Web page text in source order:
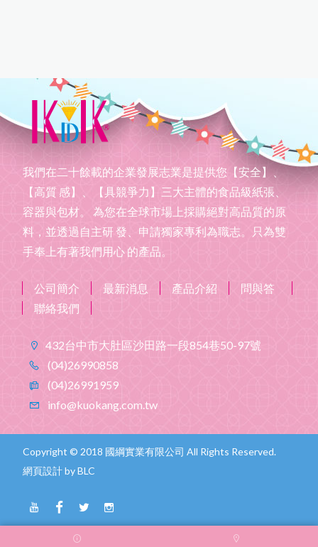
我們在二十餘載的企業發展志業是提供您【安全】、
【高質 感】、【具競爭力】三大主體的食品級紙張、
容器與包材。 為您在全球市場上採購絕對高品質的原
料，並透過自主研 發、申請獨家專利為職志。只為雙
手奉上有著我們用心 的產品。
公司簡介 最新消息 產品介紹
問與答
聯絡我們
432台中市大肚區沙田路一段854巷50-97號
(04)26990858
(04)26991959
info@kuokang.com.tw
Copyright © 2018 國綱實業有限公司 All Rights Reserved.
網頁設計by BLC